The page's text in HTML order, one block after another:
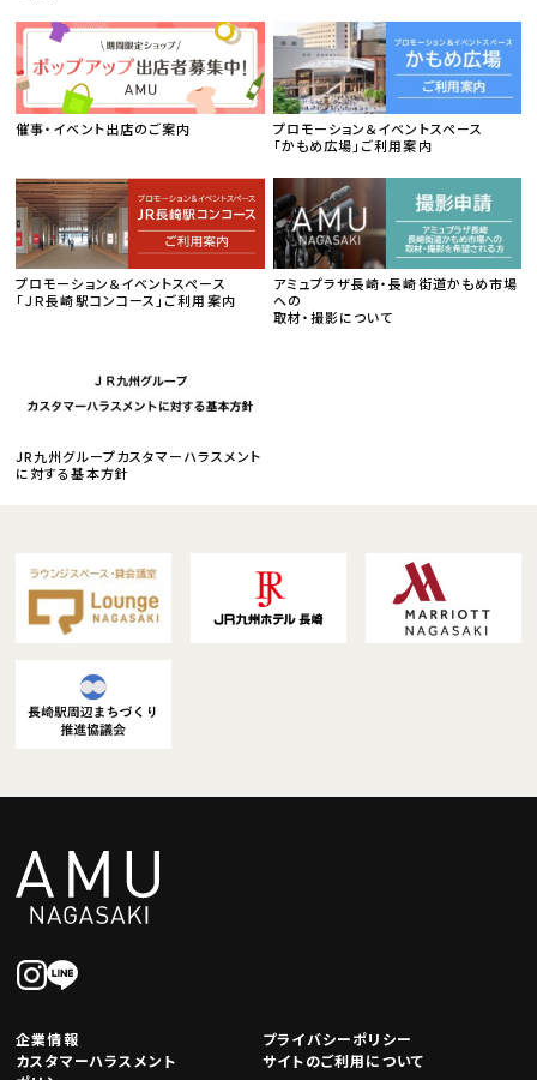
催事・イベント出店のご案内
プロモーション＆イベントスペース
「かもめ広場」ご利用案内
プロモーション＆イベントスペース
「ＪＲ長崎駅コンコース」ご利用案内
アミュプラザ長崎・長崎街道かもめ市場
への
取材・撮影について
JR九州グループカスタマーハラスメント
に対する基本方針
企業情報
プライバシーポリシー
カスタマーハラスメント
サイトのご利用について